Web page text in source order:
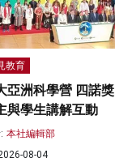
教育
亞洲科學營 四諾獎
與學生講解互動
本社編輯部
08-04